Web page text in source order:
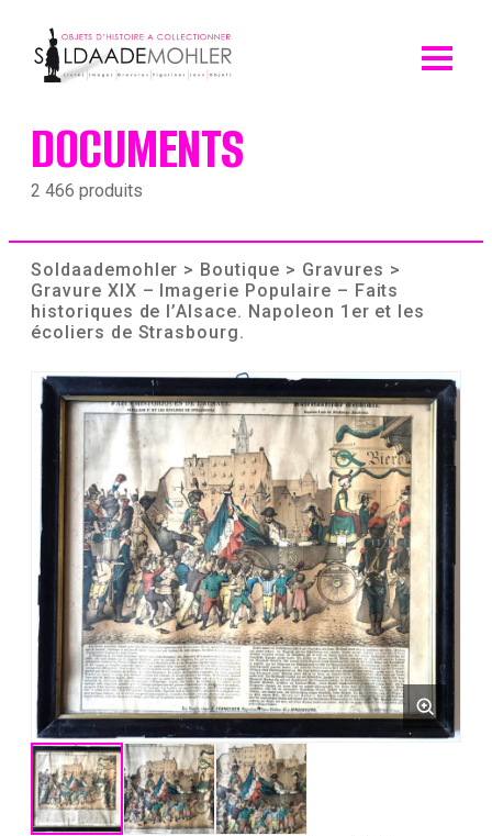
content
DOCUMENTS
2 466 produits
Soldaademohler > Boutique > Gravures >
Gravure XIX – Imagerie Populaire – Faits
historiques de l’Alsace. Napoleon 1er et les
écoliers de Strasbourg.